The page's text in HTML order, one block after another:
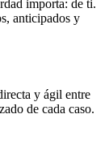
importa: de ti.
anticipados y
y ágil entre
de cada caso.